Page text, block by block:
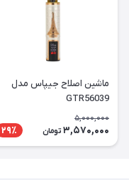
ماشین اصلاح جیپاس مدل
GTR56039
5,000,000
3,570,000 تومان 29٪